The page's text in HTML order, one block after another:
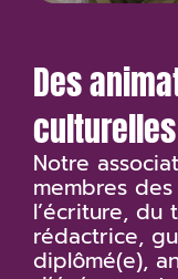
Des
culturelles
Notre
membres
l’écriture, du
rédactrice,
diplômé(e),